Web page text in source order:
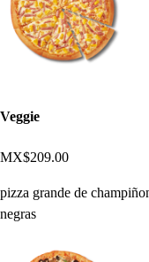
Veggie
MX$209.00
pizza grande de
negras